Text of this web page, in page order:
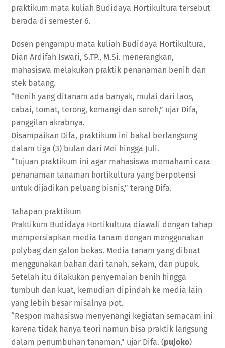
praktikum mata kuliah Budidaya Hortikultura tersebut
berada di semester 6.
Dosen pengampu mata kuliah Budidaya Hortikultura,
Dian Ardifah Iswari, S.TP., M.Si. menerangkan,
mahasiswa melakukan praktik penanaman benih dan
stek batang.
“Benih yang ditanam ada banyak, mulai dari laos,
cabai, tomat, terong, kemangi dan sereh,” ujar Difa,
panggilan akrabnya.
Disampaikan Difa, praktikum ini bakal berlangsung
dalam tiga (3) bulan dari Mei hingga Juli.
“Tujuan praktikum ini agar mahasiswa memahami cara
penanaman tanaman hortikultura yang berpotensi
untuk dijadikan peluang bisnis,” terang Difa.
Tahapan praktikum
Praktikum Budidaya Hortikultura diawali dengan tahap
mempersiapkan media tanam dengan menggunakan
polybag dan galon bekas. Media tanam yang dibuat
menggunakan bahan dari tanah, sekam, dan pupuk.
Setelah itu dilakukan penyemaian benih hingga
tumbuh dan kuat, kemudian dipindah ke media lain
yang lebih besar misalnya pot.
“Respon mahasiswa menyenangi kegiatan semacam ini
karena tidak hanya teori namun bisa praktik langsung
dalam penumbuhan tanaman,” ujar Difa. (pujoko)